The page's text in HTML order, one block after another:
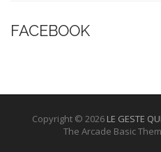
FACEBOOK
Copyright © 2026 LE GESTE
The Arcade Basic